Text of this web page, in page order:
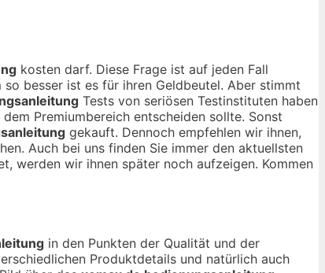
kosten darf. Diese Frage ist auf jeden Fall
besser ist es für ihren Geldbeutel. Aber stimmt
Tests von seriösen Testinstituten haben
dem Premiumbereich entscheiden sollte. Sonst
gekauft. Dennoch empfehlen wir ihnen,
Auch bei uns finden Sie immer den aktuellsten
werden wir ihnen später noch aufzeigen. Kommen
in den Punkten der Qualität und der
Produktdetails und natürlich auch